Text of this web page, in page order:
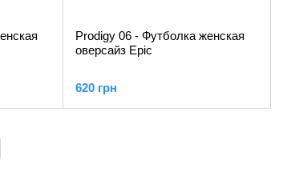
Prodigy 06 - Футболка женская
оверсайз Epic
620 грн